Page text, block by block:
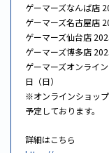
ゲーマーズなんば店
ゲーマーズ名古屋店
ゲーマーズ仙台店
ゲーマーズ博多店
ゲーマーズオンライ
日（日）
※オンラインショッ
予定しております。
詳細はこちら